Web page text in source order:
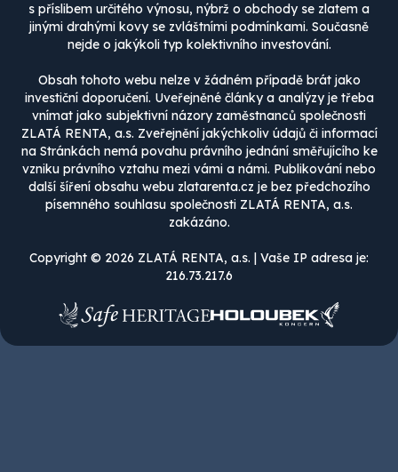
s příslibem určitého výnosu, nýbrž o obchody se zlatem a
jinými drahými kovy se zvláštními podmínkami. Současně
nejde o jakýkoli typ kolektivního investování.
Obsah tohoto webu nelze v žádném případě brát jako
investiční doporučení. Uveřejněné články a analýzy je třeba
vnímat jako subjektivní názory zaměstnanců společnosti
ZLATÁ RENTA, a.s. Zveřejnění jakýchkoliv údajů či informací
na Stránkách nemá povahu právního jednání směřujícího ke
vzniku právního vztahu mezi vámi a námi. Publikování nebo
další šíření obsahu webu zlatarenta.cz je bez předchozího
písemného souhlasu společnosti ZLATÁ RENTA, a.s.
zakázáno.
Copyright © 2026 ZLATÁ RENTA, a.s. | Vaše IP adresa je:
216.73.217.6